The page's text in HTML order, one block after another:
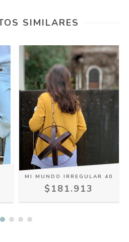
SIMILARES
MI MUNDO IRREGULAR 40
$181.913